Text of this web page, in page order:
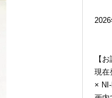
【
現在
×